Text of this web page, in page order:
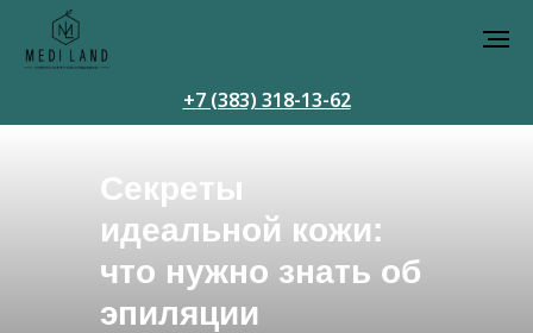
+7 (383) 318-13-62
Секреты
идеальной кожи:
что нужно знать об
эпиляции